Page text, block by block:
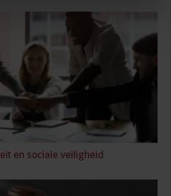
en sociale veiligheid